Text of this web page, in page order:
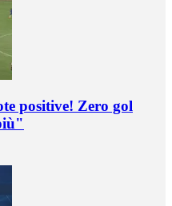
positive! Zero gol